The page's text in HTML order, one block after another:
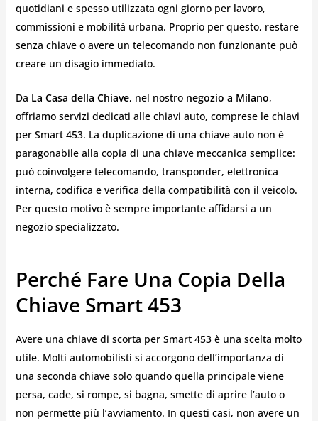
quotidiani e spesso utilizzata ogni giorno per lavoro,
commissioni e mobilità urbana. Proprio per questo, restare
senza chiave o avere un telecomando non funzionante può
creare un disagio immediato.
Da La Casa della Chiave, nel nostro negozio a Milano,
offriamo servizi dedicati alle chiavi auto, comprese le chiavi
per Smart 453. La duplicazione di una chiave auto non è
paragonabile alla copia di una chiave meccanica semplice:
può coinvolgere telecomando, transponder, elettronica
interna, codifica e verifica della compatibilità con il veicolo.
Per questo motivo è sempre importante affidarsi a un
negozio specializzato.
Perché Fare Una Copia Della
Chiave Smart 453
Avere una chiave di scorta per Smart 453 è una scelta molto
utile. Molti automobilisti si accorgono dell’importanza di
una seconda chiave solo quando quella principale viene
persa, cade, si rompe, si bagna, smette di aprire l’auto o
non permette più l’avviamento. In questi casi, non avere un